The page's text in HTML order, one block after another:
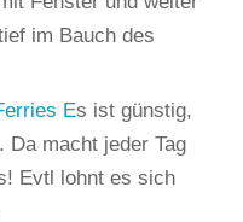
im Bauch des
Es ist günstig,
Da macht jeder Tag
Evtl lohnt es sich